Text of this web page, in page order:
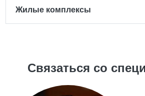
Жилые комплексы
Связаться со